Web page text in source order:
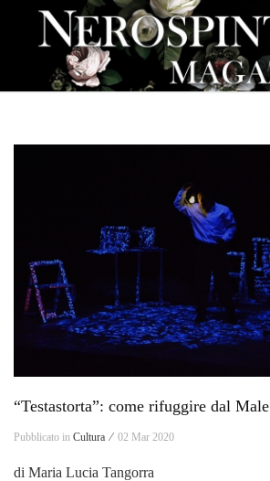
“Testastorta”: come rifuggire dal Male
Pubblicato in Cultura ⁄ 02 Mar 2020
di Maria Lucia Tangorra